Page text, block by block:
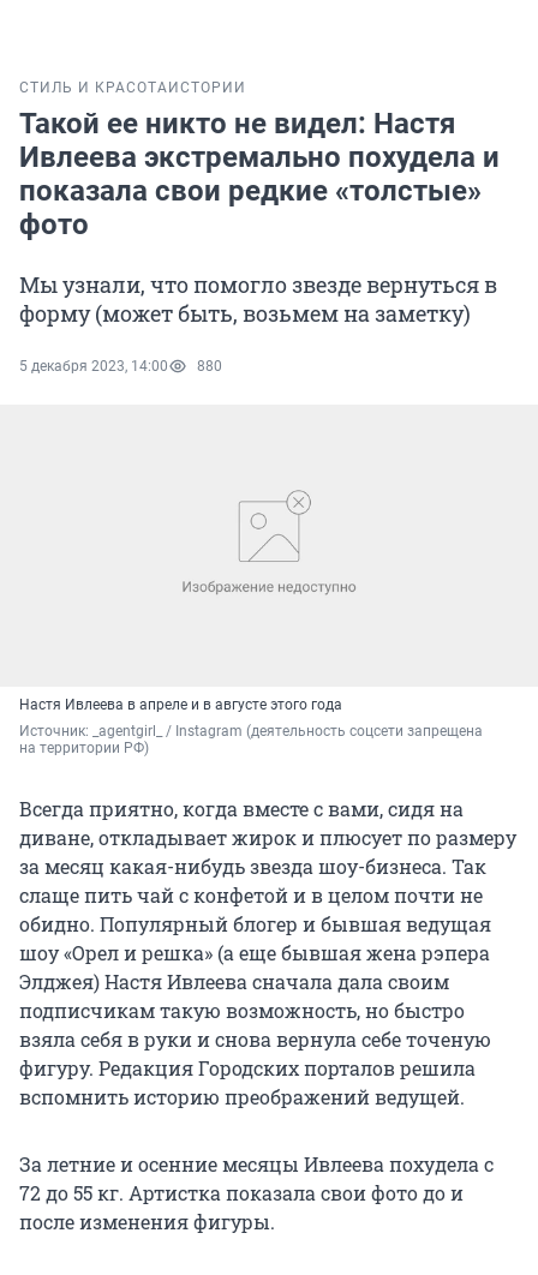
СТИЛЬ И КРАСОТА ИСТОРИИ
Такой ее никто не видел: Настя
Ивлеева экстремально похудела и
показала свои редкие «толстые»
фото
Мы узнали, что помогло звезде вернуться в
форму (может быть, возьмем на заметку)
5 декабря 2023, 14:00 880
Настя Ивлеева в апреле и в августе этого года
Источник:
_agentgirl_ / Instagram (деятельность соцсети запрещена
на территории РФ)
Всегда приятно, когда вместе с вами, сидя на
диване, откладывает жирок и плюсует по размеру
за месяц какая-нибудь звезда шоу-бизнеса. Так
слаще пить чай с конфетой и в целом почти не
обидно. Популярный блогер и бывшая ведущая
шоу «Орел и решка» (а еще бывшая жена рэпера
Элджея) Настя Ивлеева сначала дала своим
подписчикам такую возможность, но быстро
взяла себя в руки и снова вернула себе точеную
фигуру. Редакция Городских порталов решила
вспомнить историю преображений ведущей.
За летние и осенние месяцы Ивлеева похудела с
72 до 55 кг. Артистка показала свои фото до и
после изменения фигуры.